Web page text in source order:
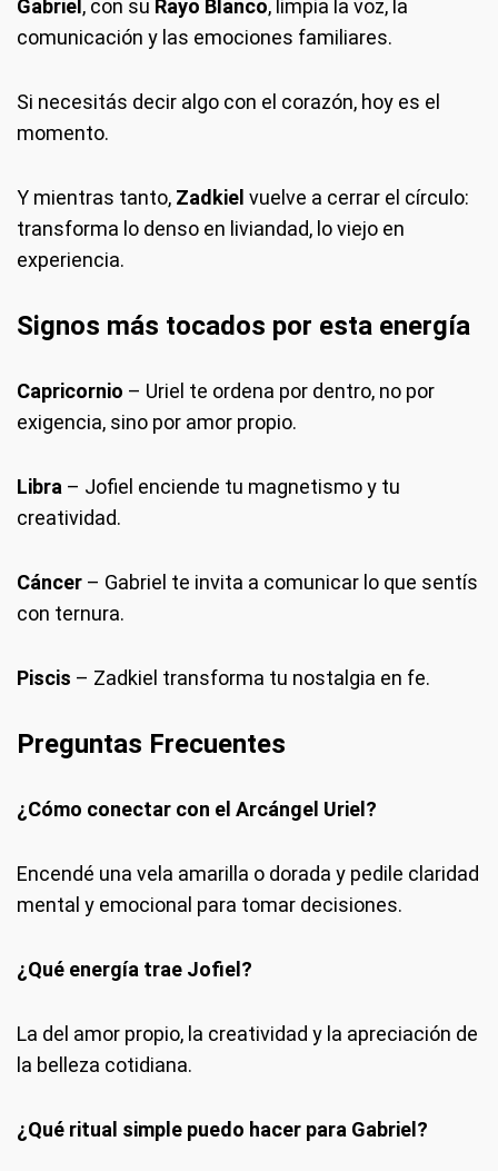
Gabriel , con su Rayo Blanco, limpia la voz, la
comunicación y las emociones familiares.
Si necesitás decir algo con el corazón, hoy es el
momento.
Y mientras tanto, Zadkiel vuelve a cerrar el círculo:
transforma lo denso en liviandad, lo viejo en
experiencia.
Signos más tocados por esta energía
Capricornio – Uriel te ordena por dentro, no por
exigencia, sino por amor propio.
Libra – Jofiel enciende tu magnetismo y tu
creatividad.
Cáncer – Gabriel te invita a comunicar lo que sentís
con ternura.
Piscis – Zadkiel transforma tu nostalgia en fe.
Preguntas Frecuentes
¿Cómo conectar con el Arcángel Uriel?
Encendé una vela amarilla o dorada y pedile claridad
mental y emocional para tomar decisiones.
¿Qué energía trae Jofiel?
La del amor propio, la creatividad y la apreciación de
la belleza cotidiana.
¿Qué ritual simple puedo hacer para Gabriel?